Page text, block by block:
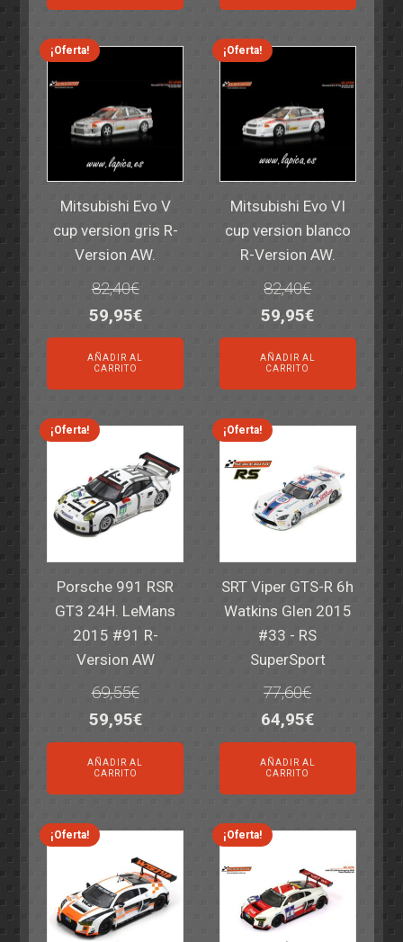
era:
14,30€.
es:
11,25€.
era:
6,00€.
es:
4,50€.
¡Oferta!
Mitsubishi Evo V
cup version gris R-
Version AW.
82,40€
El
precio
original
era:
82,40€.
59,95€El
precio
es:
59,95€.
AÑADIR AL
CARRITO
¡Oferta!
Mitsubishi Evo VI
cup version blanco
R-Version AW.
82,40€
El
precio
original
era:
82,40€.
59,95€El
precio
es:
59,95€.
AÑADIR AL
CARRITO
¡Oferta!
Porsche 991 RSR
GT3 24H. LeMans
2015 #91 R-
Version AW
69,55€
El
precio
original
era:
69,55€.
59,95€El
precio
actual
es:
59,95€.
AÑADIR AL
CARRITO
¡Oferta!
SRT Viper GTS-R 6h
Watkins Glen 2015
#33 - RS
SuperSport
77,60€
El
precio
original
era:
77,60€.
64,95€El
precio
actual
es:
64,95€.
AÑADIR AL
CARRITO
¡Oferta! ¡Oferta!